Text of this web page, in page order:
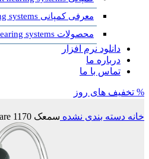
معرفی کمپانی Intelligent hearing systems
محصولات Intelligent hearing systems
دانلود نرم افزار
درباره ما
تماس با ما
% تخفیف های روز
خانه دسته بندی نشده سمعک Share 1170 | گوش چپ